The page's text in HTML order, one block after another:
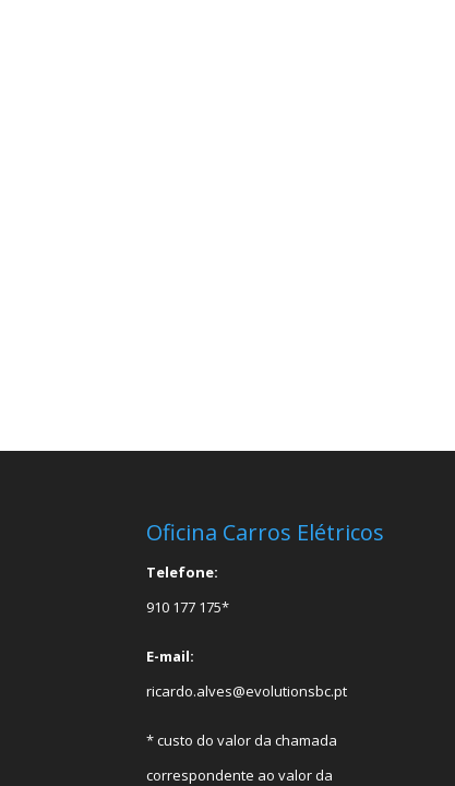
Oficina Carros Elétricos
Telefone:
910 177 175*
E-mail:
ricardo.alves@evolutionsbc.pt
* custo do valor da chamada
correspondente ao valor da